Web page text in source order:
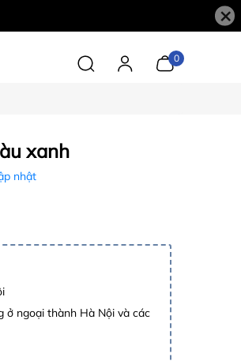
×
0
xanh
nhật
ở ngoại thành Hà Nội và các